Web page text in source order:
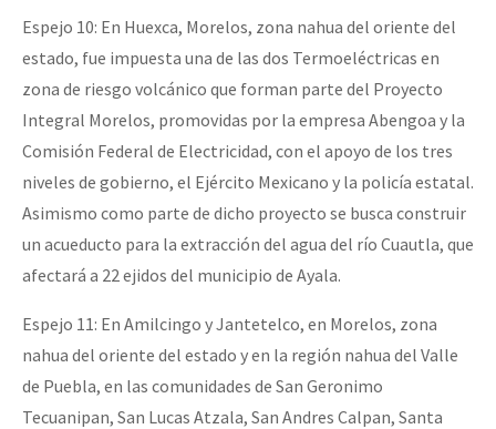
Espejo 10: En Huexca, Morelos, zona nahua del oriente del
estado, fue impuesta una de las dos Termoeléctricas en
zona de riesgo volcánico que forman parte del Proyecto
Integral Morelos, promovidas por la empresa Abengoa y la
Comisión Federal de Electricidad, con el apoyo de los tres
niveles de gobierno, el Ejército Mexicano y la policía estatal.
Asimismo como parte de dicho proyecto se busca construir
un acueducto para la extracción del agua del río Cuautla, que
afectará a 22 ejidos del municipio de Ayala.
Espejo 11: En Amilcingo y Jantetelco, en Morelos, zona
nahua del oriente del estado y en la región nahua del Valle
de Puebla, en las comunidades de San Geronimo
Tecuanipan, San Lucas Atzala, San Andres Calpan, Santa